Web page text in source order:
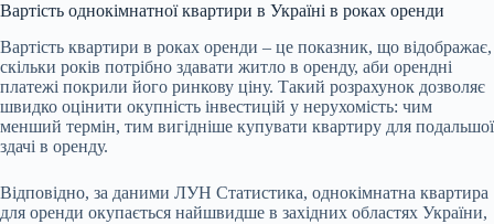
Вартість однокімнатної квартири в Україні в роках оренди
Вартість квартири в роках оренди – це показник, що відображає,
скільки років потрібно здавати житло в оренду, аби орендні
платежі покрили його ринкову ціну. Такий розрахунок дозволяє
швидко оцінити окупність інвестицій у нерухомість: чим
менший термін, тим вигідніше купувати квартиру для подальшої
здачі в оренду.
Відповідно, за даними ЛУН Статистика, однокімнатна квартира
для оренди окупається найшвидше в західних областях України,